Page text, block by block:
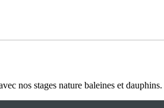
nos stages nature baleines et